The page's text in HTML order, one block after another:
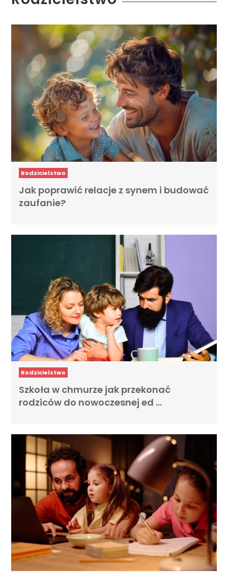
Rodzicielstwo
Jak poprawić relacje z synem i budować
zaufanie?
Rodzicielstwo
Szkoła w chmurze jak przekonać
rodziców do nowoczesnej ed …